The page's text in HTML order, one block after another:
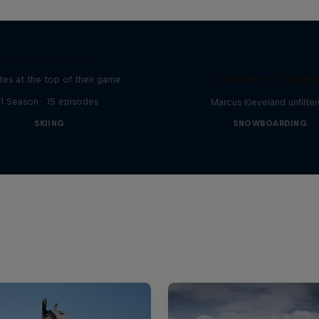
at the top of their game
1 Season · 15 episodes
SKIING
Marcus Kleveland
SNOWBOARDING